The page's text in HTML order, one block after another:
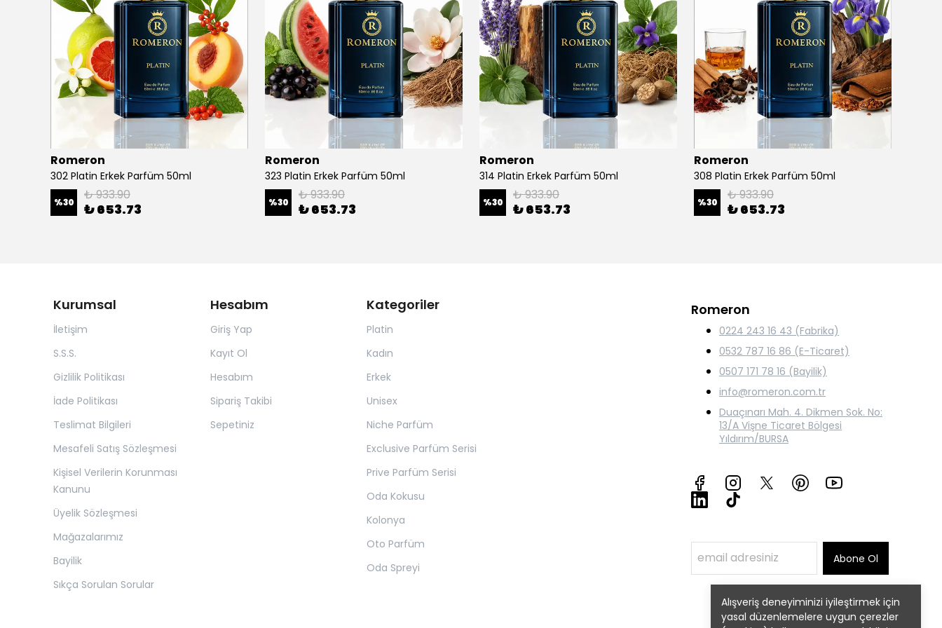
Alışveriş deneyiminizi iyileştirmek için
yasal düzenlemelere uygun çerezler
Romeron
302 Platin Erkek Parfüm 50ml
%30 ₺ 933.90
₺ 653.73
Romeron
323 Platin Erkek Parfüm 50ml
%30 ₺ 933.90
₺ 653.73
Romeron
314 Platin Erkek Parfüm 50ml
%30 ₺ 933.90
₺ 653.73
Romeron
308 Platin Erkek Parfüm 50ml
%30 ₺ 933.90
₺ 653.73
Kurumsal
İletişim
S.S.S.
Gizlilik Politikası
İade Politikası
Teslimat Bilgileri
Mesafeli Satış Sözleşmesi
Kişisel Verilerin Korunması
Kanunu
Üyelik Sözleşmesi
Mağazalarımız
Bayilik
Sıkça Sorulan Sorular
Hesabım
Giriş Yap
Kayıt Ol
Hesabım
Sipariş Takibi
Sepetiniz
Kategoriler
Platin
Kadın
Erkek
Unisex
Niche Parfüm
Exclusive Parfüm Serisi
Prive Parfüm Serisi
Oda Kokusu
Kolonya
Oto Parfüm
Oda Spreyi
Romeron
0224 243 16 43 (Fabrika)
0532 787 16 86 (E-Ticaret)
0507 171 78 16 (Bayilik)
info@romeron.com.tr
Duaçınarı Mah. 4. Dikmen Sok. No:
13/A Vişne Ticaret Bölgesi
Yıldırım/BURSA
Abone Ol